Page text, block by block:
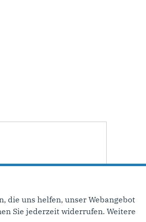
die uns helfen, unser Webangebot
Sie jederzeit widerrufen. Weitere